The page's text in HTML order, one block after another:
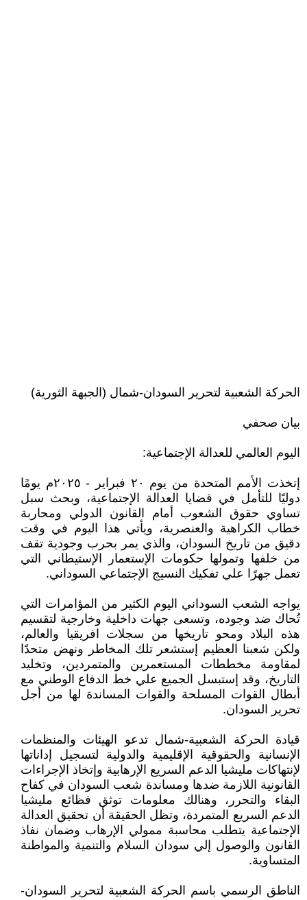
الحركة الشعبية لتحرير السودان-شمال (الجبهة الثورية)
بيان صحفي
اليوم العالمي للعدالة الإجتماعية:
إتخذت الأمم المتحدة من يوم ٢٠ فبراير - ٢٠٢٥م يومًا
دوليًا للتأمل في قضايا العدالة الإجتماعية، وبحث سبل
تساوي حقوق الشعوب أمام القانون الدولي ومحاربة
خطاب الكراهية والعنصرية، ويأتي هذا اليوم في وقت
دقيق من تاريخ السودان، والذي يمر بحرب وجودية تقف
من خلفها وتمولها حكومات الإستعمار الإستيطاني التي
تعمل جهرًا علي تفكيك النسيج الإجتماعي السوداني.
يواجه الشعب السوداني اليوم الكثير من المؤامرات التي
تُحاك ضد وجوده، وتسعى جهات داخلية وخارجية لتقسيم
هذه البلاد ومحو تاريخها من سجلات افريقيا والعالم،
ولكن شعبنا العظيم إستشعر تلك المخاطر ونهض متحدًا
لمقاومة مخططات المستعمرين والمتمردين، وتخليد
التاريخ، وقد إستبسل الجميع علي خط الدفاع الوطني مع
أبطال القوات المسلحة والقوات المساندة لها من أجل
تحرير السودان.
قيادة الحركة الشعبية-شمال تدعو الهيئات والمنظمات
الإنسانية والحقوقية الإقليمية والدولية لتسجيل إداناتها
لإنتهاكات مليشيا الدعم السريع الإرهابية وإتخاذ الإجراءات
القانونية اللازمة ضدها ومساندة شعب السودان في كفاح
البقاء والتحرر، وهنالك معلومات توثق فظائع مليشيا
الدعم السريع المتمردة، وتظل الحقيقة أن تحقيق العدالة
الإجتماعية يتطلب محاسبة ممولي الإرهاب وضمان نفاذ
القانون والوصول إلي سودان السلام والتنمية والمواطنة
المتساوية.
الناطق الرسمي باسم الحركة الشعبية لتحرير السودان-